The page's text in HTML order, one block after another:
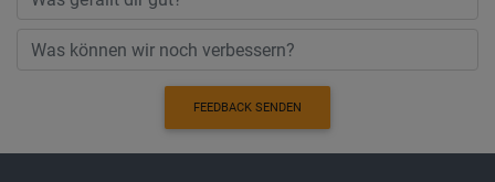
FEEDBACK SENDEN